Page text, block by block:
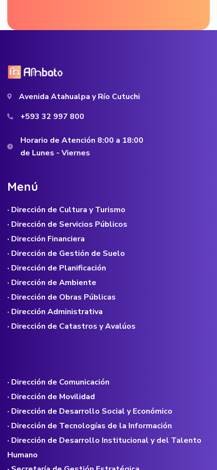
Avenida Atahualpa y Río Cutuchi
+593 32 997 800
Horario de Atención 8:00 a 18:00
de Lunes - Viernes
Menú
· Dirección de Cultura y Turismo
· Dirección de Servicios Públicos
· Dirección Financiera
· Dirección de Gestión de Suelo
· Dirección de Planificación
· Dirección de Ambiente
· Dirección de Obras Públicas
· Dirección Administrativa
· Dirección de Catastros y Avalúos
· Dirección de Comunicación
· Dirección de Movilidad
· Dirección de Desarrollo Social y Económico
· Dirección de Tecnologías de la Información
· Dirección de Desarrollo Institucional y del Talento
Humano